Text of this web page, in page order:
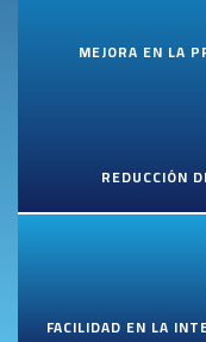
MEJORA EN LA
REDUCCIÓN
FACILIDAD EN LA